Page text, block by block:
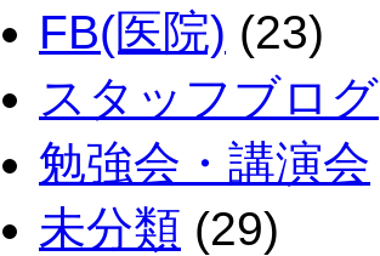
FB(医院) (23)
スタッフブログ
勉強会・講演会
未分類 (29)